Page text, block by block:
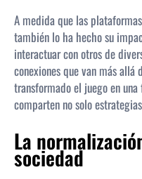
A medida que las
también lo ha hecho su
interactuar con otros de
conexiones que van más allá
transformado el juego en
comparten no solo
La
sociedad